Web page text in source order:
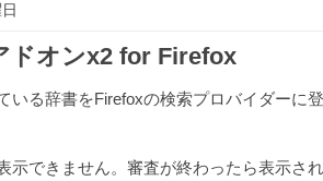
ドオンx2 for Firefox
いる辞書をFirefoxの検索プロバイダーに
示できません。審査が終わったら表示さ